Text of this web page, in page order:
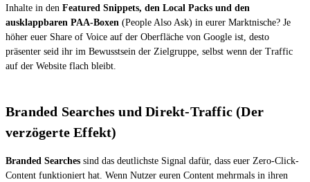
Inhalte in den Featured Snippets, den Local Packs und den
ausklappbaren PAA-Boxen (People Also Ask) in eurer Marktnische? Je
höher euer Share of Voice auf der Oberfläche von Google ist, desto
präsenter seid ihr im Bewusstsein der Zielgruppe, selbst wenn der Traffic
auf der Website flach bleibt.
Branded Searches und Direkt-Traffic (Der
verzögerte Effekt)
Branded Searches sind das deutlichste Signal dafür, dass euer Zero-Click-
Content funktioniert hat. Wenn Nutzer euren Content mehrmals in ihren